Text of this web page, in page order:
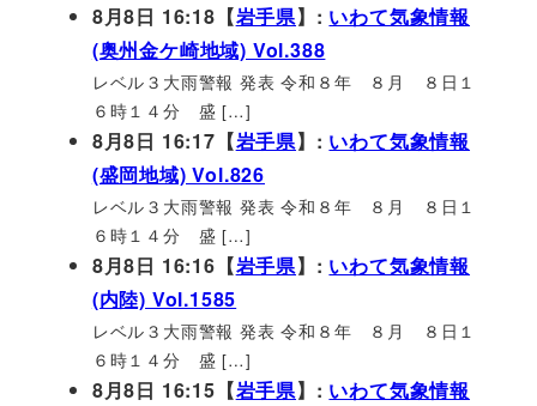
8月8日 16:18【岩手県】: いわて気象情報
(奥州金ケ崎地域) Vol.388
レベル３大雨警報 発表 令和８年 ８月 ８日１
６時１４分 盛 […]
8月8日 16:17【岩手県】: いわて気象情報
(盛岡地域) Vol.826
レベル３大雨警報 発表 令和８年 ８月 ８日１
６時１４分 盛 […]
8月8日 16:16【岩手県】: いわて気象情報
(内陸) Vol.1585
レベル３大雨警報 発表 令和８年 ８月 ８日１
６時１４分 盛 […]
8月8日 16:15【岩手県】: いわて気象情報